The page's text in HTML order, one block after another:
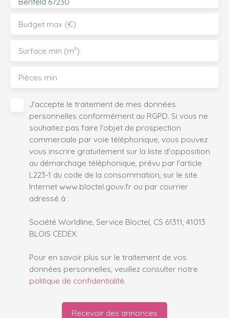
Budget max (€)
Surface min (m²)
Pièces min
J'accepte le traitement de mes données
personnelles conformément au RGPD. Si vous ne
souhaitez pas faire l'objet de prospection
commerciale par voie téléphonique, vous pouvez
vous inscrire gratuitement sur la liste d'opposition
au démarchage téléphonique, prévu par l'article
L223-1 du code de la consommation, sur le site
Internet www.bloctel.gouv.fr ou par courrier
adressé à :
Société Worldline, Service Bloctel, CS 61311, 41013
BLOIS CEDEX.
Pour en savoir plus sur le traitement de vos
données personnelles, veuillez consulter notre
politique de confidentialité.
Recevoir des annonces